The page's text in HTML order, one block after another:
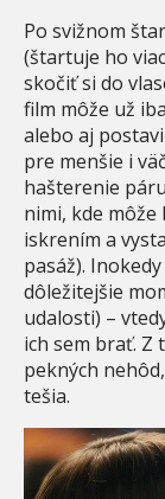
Po svižnom
(štartuje ho
skočiť si do
film môže už
alebo aj
pre menšie i
hašterenie
nimi, kde
iskrením a
pasáž).
dôležitejšie
udalosti) –
ich sem brať. Z
pekných
tešia.